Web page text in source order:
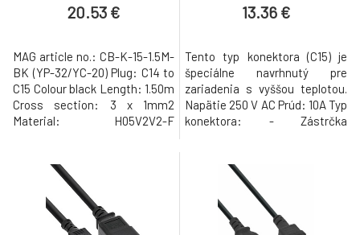
20.53 €
MAG article no.: CB-K-15-1.5M-
BK (YP-32/YC-20) Plug: C14 to
C15 Colour black Length: 1.50m
Cross section: 3 x 1mm2
Material: H05V2V2-F
13.36 €
Tento typ konektora (C15) je
špeciálne navrhnutý pre
zariadenia s vyššou teplotou.
Napätie 250 V AC Prúd: 10A Typ
konektora: - Zástrčka
kábla: 3 vodiče Vodiče/drôty:
prierez 1,0 mm2 Materiál: PVC
Farba: Čierna